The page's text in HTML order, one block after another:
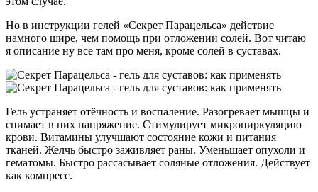
Но в инструкции гелей «Секрет Парацельса» действие
намного шире, чем помощь при отложении солей. Вот читаю
я описание ну все там про меня, кроме солей в суставах.
Гель устраняет отёчность и воспаление. Разогревает мышцы и
снимает в них напряжение. Стимулирует микроциркуляцию
крови. Витамины улучшают состояние кожи и питания
тканей. Желчь быстро заживляет раны. Уменьшает опухоли и
гематомы. Быстро рассасывает соляные отложения. Действует
как компресс.